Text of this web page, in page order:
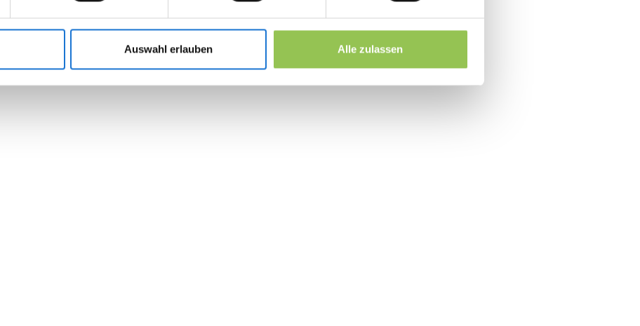
Auswahl erlauben Alle zulassen
Pipeline- und Sponsor-Wert mit CRM-Feldern zur Registrierungsquelle
tracken